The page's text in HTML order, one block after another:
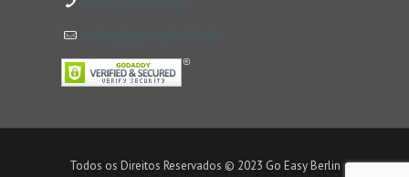
Todos os Direitos Reservados © 2023 Go Easy Berlin